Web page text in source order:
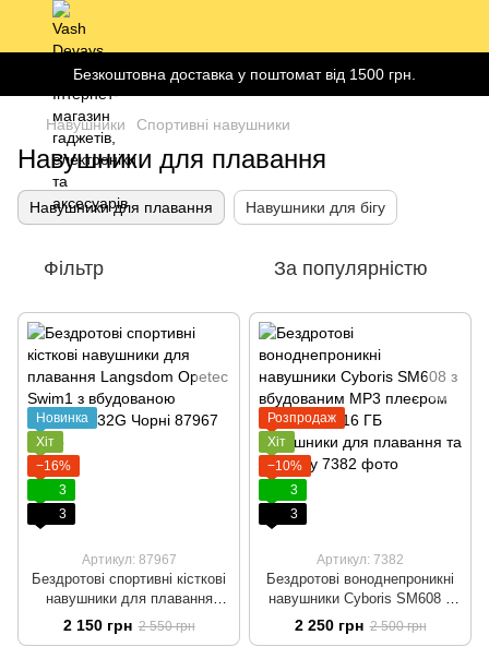
Безкоштовна доставка у поштомат від 1500 грн.
Навушники Спортивні навушники
Навушники для плавання
Навушники для плавання Навушники для бігу
Фільтр За популярністю
Новинка
Хіт
−16%
3
3
Артикул: 87967
Бездротові спортивні кісткові
навушники для плавання
Langsdom Opetec Swim1 з
вбудованою пам'яттю 32G
2 150 грн 2 550 грн
Розпродаж
Хіт
−10%
3
3
Артикул: 7382
Бездротові воноднепроникні
навушники Cyboris SM608 з
вбудованим MP3 плеєром та
памʼятю 16 ГБ Навушники для
2 250 грн 2 500 грн